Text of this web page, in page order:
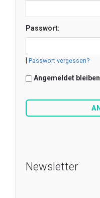
Passwort:
Passwort vergessen?
Angemeldet bleiben
Newsletter